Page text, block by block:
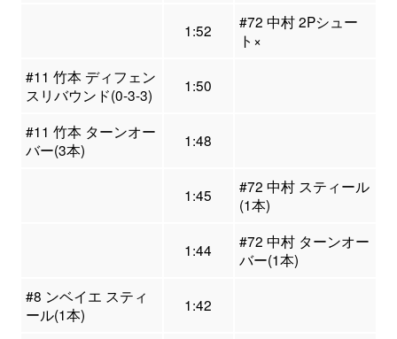
1:52
#72 中村 2Pシュー
ト×
#11 竹本 ディフェン
スリバウンド(0-3-3)
1:50
#11 竹本 ターンオー
バー(3本)
1:48
1:45
#72 中村 スティール
(1本)
1:44
#72 中村 ターンオー
バー(1本)
#8 ンベイエ スティ
ール(1本)
1:42